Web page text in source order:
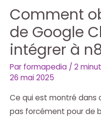
Comment
de Google
intégrer à
Par formapedia / 2
26 mai 2025
Ce qui est montré
pas forcément pour de